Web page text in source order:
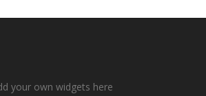
your own widgets here